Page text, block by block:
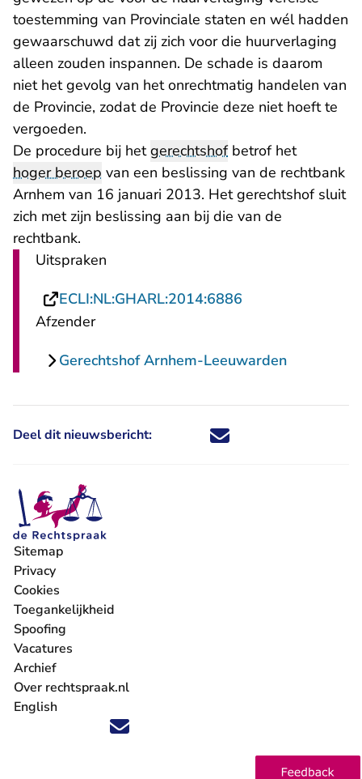
toestemming van Provinciale staten en wél hadden
gewaarschuwd dat zij zich voor die huurverlaging
alleen zouden inspannen. De schade is daarom
niet het gevolg van het onrechtmatig handelen van
de Provincie, zodat de Provincie deze niet hoeft te
vergoeden.
De procedure bij hetgerechtshofbetrof het
hoger beroep van een beslissing van de rechtbank
Arnhem van 16 januari 2013. Het gerechtshof sluit
zich met zijn beslissing aan bij die van de
rechtbank.
Uitspraken
ECLI:NL:GHARL:2014:6886
Afzender
Gerechtshof Arnhem-Leeuwarden
Deel dit nieuwsbericht: Deel dit nieuwsbericht via X -
Deel dit nieuwsbericht via
Deel dit nieuwsbericht
Deel dit
Volg ons op X (Twitter) - U verlaat Rechtspraak.nl
Volg ons op Facebook - U verlaat Rechtspraak.nl
Volg ons op Instagram - U verlaat Rechtspraak.nl
Volg ons op Youtube - U verlaat Rechtspraak.nl
Volg ons op LinkedIn - U verlaat
'Blijf op de hoogte' nieuwsbrief - U verlaat
Sitemap
Privacy
Cookies
Toegankelijkheid
Spoofing
Vacatures
- U verlaat Rechtspraak.nl
Archief
Over rechtspraak.nl
English